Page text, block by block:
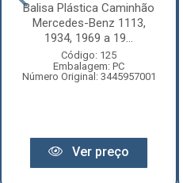
Balisa Plástica Caminhão
Mercedes-Benz 1113,
1934, 1969 a 19...
Código: 125
Embalagem: PC
Número Original: 3445957001
Ver preço